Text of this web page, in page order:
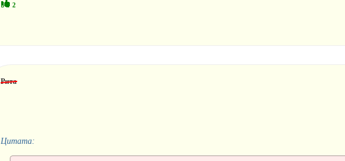
2
Рита
Цитата: